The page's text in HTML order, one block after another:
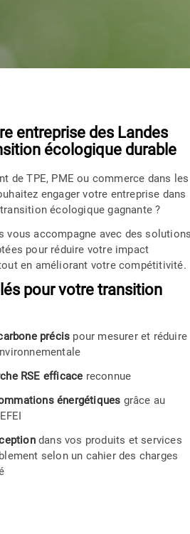
entreprise des Landes
écologique durable
de TPE, PME ou commerce dans les
engager votre entreprise dans
écologique gagnante ?
vous accompagne avec des solutions
pour réduire votre impact
en améliorant votre compétitivité.
pour votre transition
précis pour mesurer et réduire
RSE efficace reconnue
énergétiques grâce au
dans vos produits et services
selon un cahier des charges